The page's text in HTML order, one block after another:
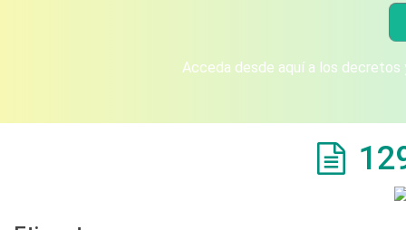
Acceda desde aquí a los